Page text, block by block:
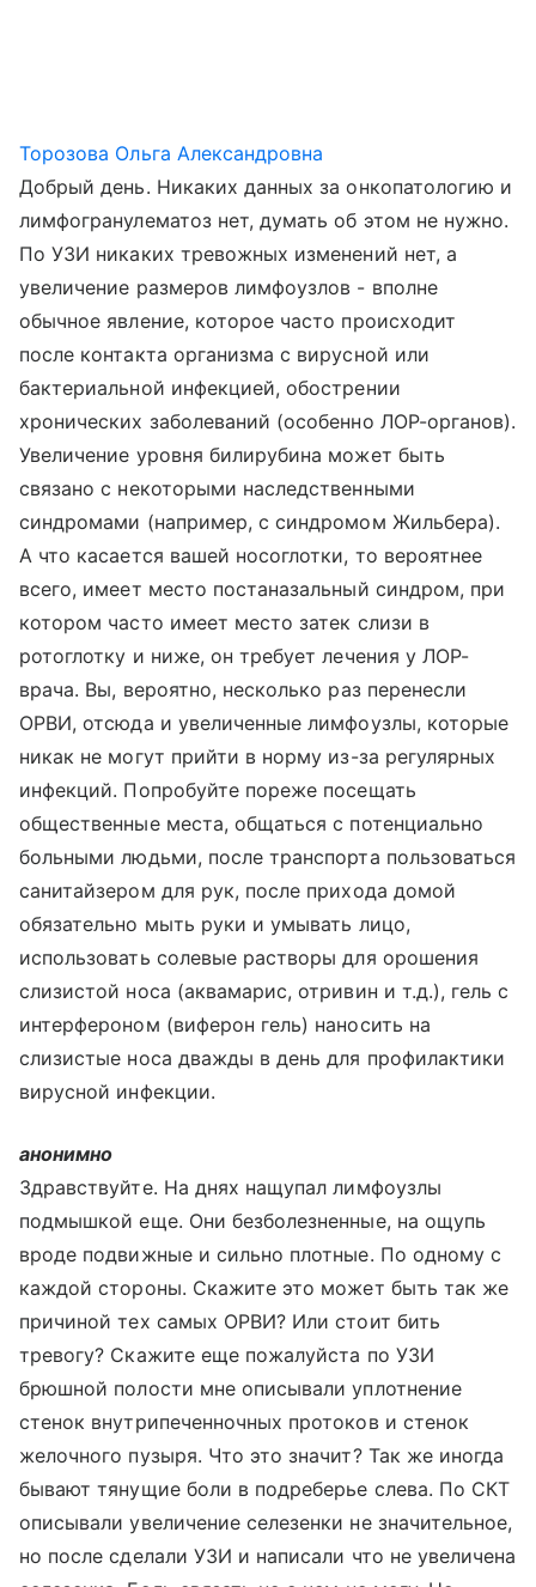
Торозова Ольга Александровна
Добрый день. Никаких данных за онкопатологию и
лимфогранулематоз нет, думать об этом не нужно.
По УЗИ никаких тревожных изменений нет, а
увеличение размеров лимфоузлов - вполне
обычное явление, которое часто происходит
после контакта организма с вирусной или
бактериальной инфекцией, обострении
хронических заболеваний (особенно ЛОР-органов).
Увеличение уровня билирубина может быть
связано с некоторыми наследственными
синдромами (например, с синдромом Жильбера).
А что касается вашей носоглотки, то вероятнее
всего, имеет место постаназальный синдром, при
котором часто имеет место затек слизи в
ротоглотку и ниже, он требует лечения у ЛОР-
врача. Вы, вероятно, несколько раз перенесли
ОРВИ, отсюда и увеличенные лимфоузлы, которые
никак не могут прийти в норму из-за регулярных
инфекций. Попробуйте пореже посещать
общественные места, общаться с потенциально
больными людьми, после транспорта пользоваться
санитайзером для рук, после прихода домой
обязательно мыть руки и умывать лицо,
использовать солевые растворы для орошения
слизистой носа (аквамарис, отривин и т.д.), гель с
интерфероном (виферон гель) наносить на
слизистые носа дважды в день для профилактики
вирусной инфекции.
анонимно
Здравствуйте. На днях нащупал лимфоузлы
подмышкой еще. Они безболезненные, на ощупь
вроде подвижные и сильно плотные. По одному с
каждой стороны. Скажите это может быть так же
причиной тех самых ОРВИ? Или стоит бить
тревогу? Скажите еще пожалуйста по УЗИ
брюшной полости мне описывали уплотнение
стенок внутрипеченночных протоков и стенок
желочного пузыря. Что это значит? Так же иногда
бывают тянущие боли в подреберье слева. По СКТ
описывали увеличение селезенки не значительное,
но после сделали УЗИ и написали что не увеличена